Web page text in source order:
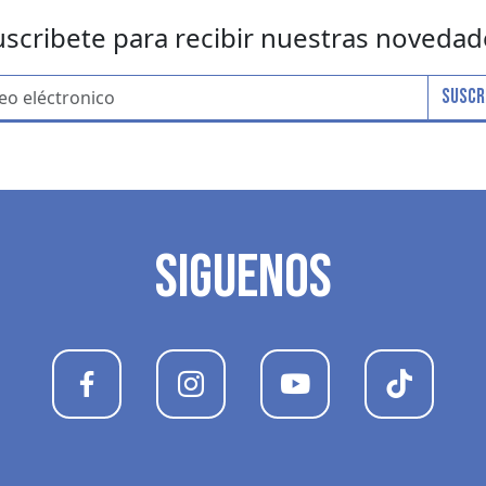
para recibir nuestras
SIGUENOS